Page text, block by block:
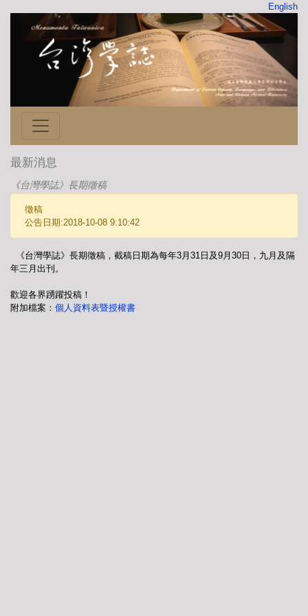
English
最新消息
《台灣學誌》長期徵稿
徵稿
公告日期:2018-10-08 9:10:42
《台灣學誌》長期徵稿，截稿日期為每年3月31日及9月30日，九月及隔
年三月出刊。
歡迎各界踴躍投稿！
附加檔案： 個人資料表暨授權書